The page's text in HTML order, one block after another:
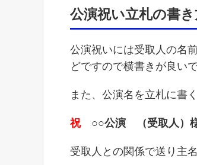
公演祝い立札の書
公演祝いには受取人の名
どですので横書きが良いで
また、公演名を立札に書
祝○○公演 （受取人）
受取人との関係で送り主